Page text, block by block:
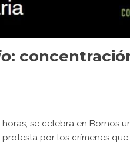
:
horas, se celebra en Bornos
por los crímenes